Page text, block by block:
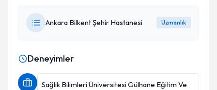
Ankara Bilkent Şehir Hastanesi Uzmanlık
Deneyimler
Sağlık Bilimleri Üniversitesi Gülhane Eğitim Ve